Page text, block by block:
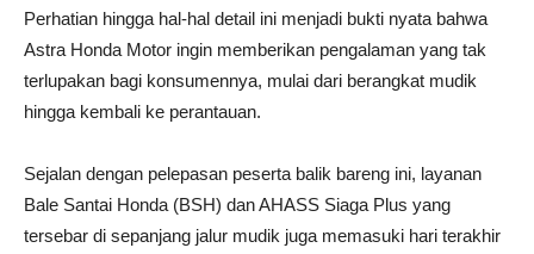
Perhatian hingga hal-hal detail ini menjadi bukti nyata bahwa
Astra Honda Motor ingin memberikan pengalaman yang tak
terlupakan bagi konsumennya, mulai dari berangkat mudik
hingga kembali ke perantauan.
Sejalan dengan pelepasan peserta balik bareng ini, layanan
Bale Santai Honda (BSH) dan AHASS Siaga Plus yang
tersebar di sepanjang jalur mudik juga memasuki hari terakhir